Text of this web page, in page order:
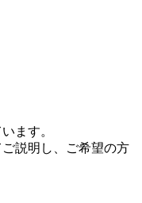
ます。
説明し、ご希望の方